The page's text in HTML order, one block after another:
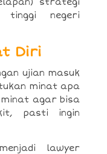
strategi
tinggi negeri
Diri
ujian masuk
minat apa
minat agar bisa
pasti ingin
lawyer